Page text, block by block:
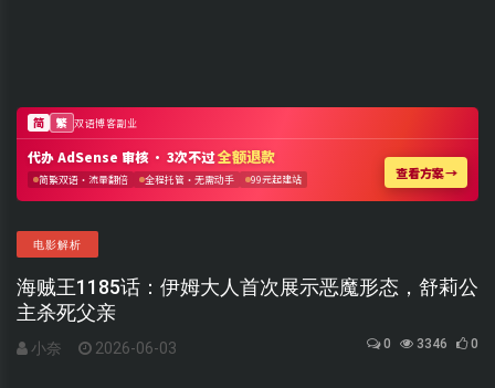
电影解析
海贼王1185话：伊姆大人首次展示恶魔形态，舒莉公
主杀死父亲
小奈 2026-06-03 0 3346 0